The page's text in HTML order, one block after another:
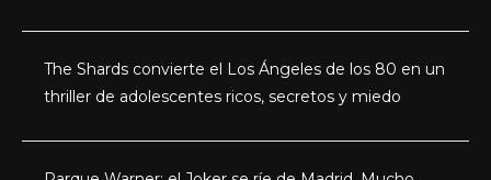
The Shards convierte el Los Ángeles de los 80 en un
thriller de adolescentes ricos, secretos y miedo